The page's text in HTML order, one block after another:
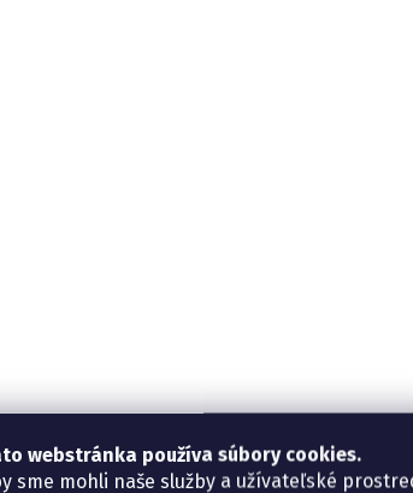
webstránka používa súbory cookies.
sme mohli naše služby a užívateľské